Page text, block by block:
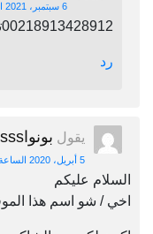
6 سبتمبر، 2021 الساعة 5:44 م
00218913428912تعالي واتساب
رد
يقول بونواssss
5 أبريل، 2020 الساعة 9:01 م
السلام عليكم
اخي / شو اسم هذا